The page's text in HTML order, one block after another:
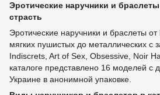
Эротические наручники и
страсть
Эротические наручники и браслеты
мягких пушистых до металлических с
Indiscrets, Art of Sex, Obsessive, Noir
каталоге представлено 16 моделей с
Украине в анонимной упаковке.